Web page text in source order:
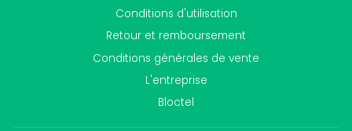
Conditions d'utilisation
Retour et remboursement
Conditions générales de vente
L'entreprise
Bloctel